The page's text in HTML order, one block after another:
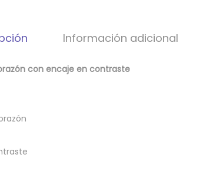
Información adicional
con encaje en contraste